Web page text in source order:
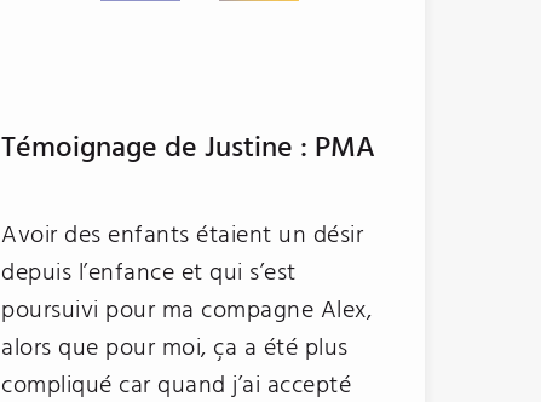
Témoignage de Justine : PMA
Avoir des enfants étaient un désir
depuis l’enfance et qui s’est
poursuivi pour ma compagne Alex,
alors que pour moi, ça a été plus
compliqué car quand j’ai accepté